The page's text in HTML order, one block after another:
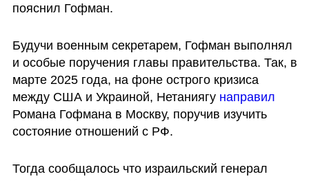
пояснил Гофман.
Будучи военным секретарем, Гофман выполнял
и особые поручения главы правительства. Так, в
марте 2025 года, на фоне острого кризиса
между США и Украиной, Нетаниягу
Романа Гофмана в Москву, поручив изучить
состояние отношений с РФ.
Тогда сообщалось что израильский генерал